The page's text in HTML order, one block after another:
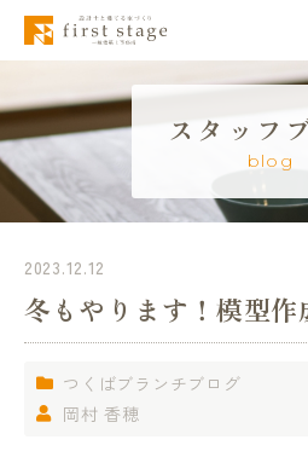
スタッフ
blog
2023.12.12
冬もやります！模型作
つくばブランチブログ
岡村 香穂